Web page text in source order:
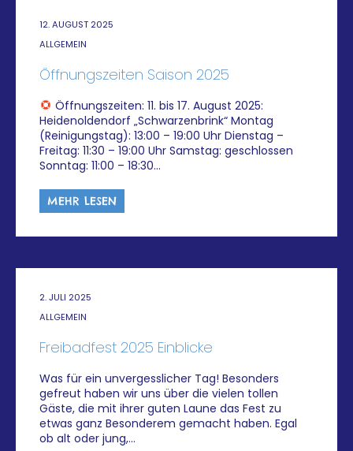
12. AUGUST 2025
ALLGEMEIN
Öffnungszeiten Saison 2025
Öffnungszeiten: 11. bis 17. August 2025:
Heidenoldendorf „Schwarzenbrink“ Montag
(Reinigungstag): 13:00 – 19:00 Uhr Dienstag –
Freitag: 11:30 – 19:00 Uhr Samstag: geschlossen
Sonntag: 11:00 – 18:30…
MEHR LESEN
2. JULI 2025
ALLGEMEIN
Freibadfest 2025 Einblicke
Was für ein unvergesslicher Tag! Besonders
gefreut haben wir uns über die vielen tollen
Gäste, die mit ihrer guten Laune das Fest zu
etwas ganz Besonderem gemacht haben. Egal
ob alt oder jung,…